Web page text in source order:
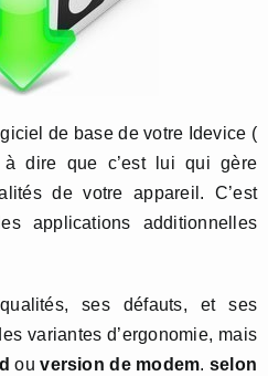
de base de votre Idevice (
dire que c’est lui qui gère
de votre appareil. C’est
applications additionnelles
ses défauts, et ses
variantes d’ergonomie, mais
ouversion de modem. selon